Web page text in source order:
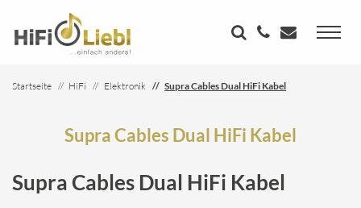
Startseite HiFi Elektronik Supra Cables Dual HiFi Kabel
Supra Cables Dual HiFi Kabel
Supra Cables Dual HiFi Kabel